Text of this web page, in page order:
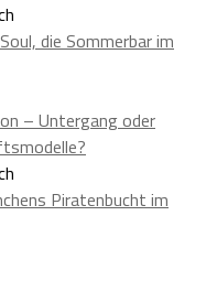
die Sommerbar im
– Untergang oder
Piratenbucht im